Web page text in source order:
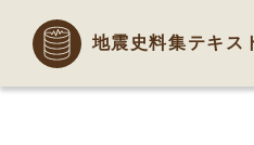
地震史料集テキス